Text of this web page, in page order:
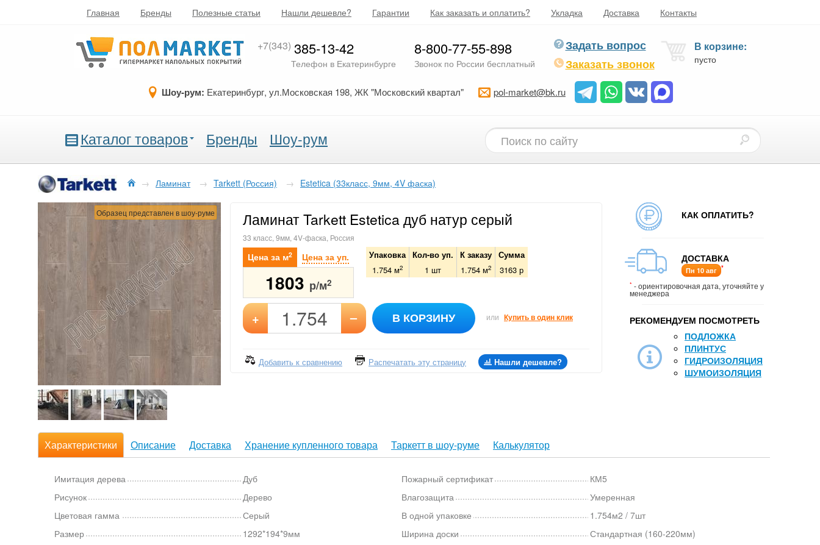
Главная Бренды Полезные статьи Нашли дешевле? Гарантии Как заказать и оплатить? Укладка Доставка Контакты
+7(343) 385-13-42
Телефон в Екатеринбурге
8-800-77-55-898
Звонок по России бесплатный
Задать вопрос
Заказать звонок
В корзине:
пусто
Шоу-рум: Екатеринбург, ул.Московская 198, ЖК "Московский квартал" pol-market@bk.ru
Каталог товаров Бренды Шоу-рум
→ Ламинат → Tarkett (Россия) → Estetica (33класс, 9мм, 4V фаска)
Образец представлен в шоу-руме Ламинат Tarkett Estetica дуб натур серый
33 класс, 9мм, 4V-фаска, Россия
Цена за м2 Цена за уп.
1803 р/м2
Упаковка Кол-во уп. К заказу Сумма
1.754 м2 1 шт 1.754 м2 3163 р
+ – В КОРЗИНУ или Купить в один клик
Добавить к сравнению Распечатать эту страницу Нашли дешевле?
КАК ОПЛАТИТЬ?
ДОСТАВКА
Пн 10 авг *
* - ориентировочная дата, уточняйте у
менеджера
РЕКОМЕНДУЕМ ПОСМОТРЕТЬ
ПОДЛОЖКА
ПЛИНТУС
ГИДРОИЗОЛЯЦИЯ
ШУМОИЗОЛЯЦИЯ
Характеристики Описание Доставка Хранение купленного товара Таркетт в шоу-руме Калькулятор
Имитация дерева
Дуб
Рисунок
Дерево
Цветовая гамма
Серый
Размер
1292*194*9мм
Пожарный сертификат
КМ5
Влагозащита
Умеренная
В одной упаковке
1.754м2 / 7шт
Ширина доски
Стандартная (160-220мм)